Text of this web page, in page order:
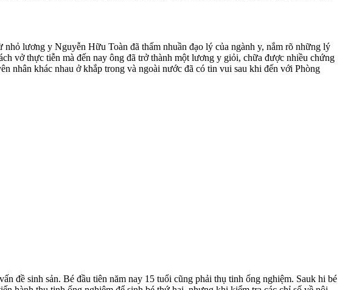
lương y Nguyễn Hữu Toàn đã thấm nhuần đạo lý của ngành y, nắm rõ những lý
vở thực tiễn mà đến nay ông đã trở thành một lương y giỏi, chữa được nhiều chứng
nhân khác nhau ở khắp trong và ngoài nước đã có tin vui sau khi đến với Phòng
đề sinh sản. Bé đầu tiên năm nay 15 tuổi cũng phải thụ tinh ống nghiệm. Sauk hi bé